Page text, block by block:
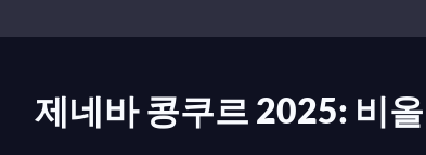
제네바 콩쿠르 2025: 비